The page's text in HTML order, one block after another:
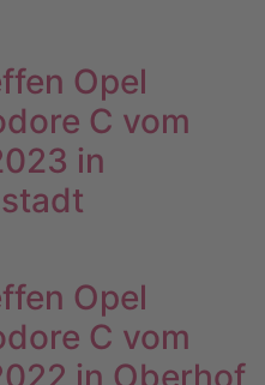
Opel
C vom
in
Opel
C vom